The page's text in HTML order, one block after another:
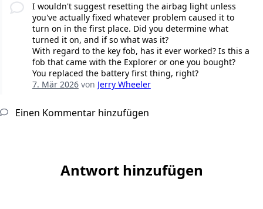
I wouldn't suggest resetting the airbag light unless
you've actually fixed whatever problem caused it to
turn on in the first place. Did you determine what
turned it on, and if so what was it?
With regard to the key fob, has it ever worked? Is this a
fob that came with the Explorer or one you bought?
You replaced the battery first thing, right?
7. Mär 2026von Jerry Wheeler
Einen Kommentar hinzufügen
Antwort hinzufügen